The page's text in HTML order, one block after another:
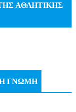
ΑΘΛΗΤΙΚΗΣ
ΓΝΩΜΗ